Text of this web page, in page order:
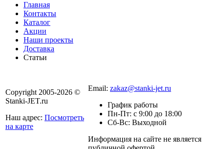
Главная
Контакты
Каталог
Акции
Наши проекты
Доставка
Статьи
Copyright 2005-2026 ©
Stanki-JET.ru
Наш адрес: Посмотреть
на карте
Email: zakaz@stanki-jet.ru
График работы
Пн-Пт: с 9:00 до 18:00
Сб-Вс: Выходной
Информация на сайте не является